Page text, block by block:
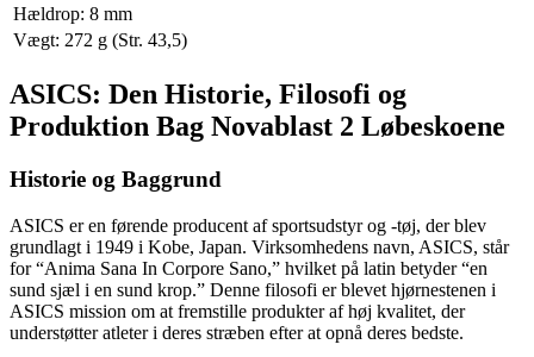
Hældrop: 8 mm
Vægt: 272 g (Str. 43,5)
ASICS: Den Historie, Filosofi og
Produktion Bag Novablast 2 Løbeskoene
Historie og Baggrund
ASICS er en førende producent af sportsudstyr og -tøj, der blev
grundlagt i 1949 i Kobe, Japan. Virksomhedens navn, ASICS, står
for “Anima Sana In Corpore Sano,” hvilket på latin betyder “en
sund sjæl i en sund krop.” Denne filosofi er blevet hjørnestenen i
ASICS mission om at fremstille produkter af høj kvalitet, der
understøtter atleter i deres stræben efter at opnå deres bedste.